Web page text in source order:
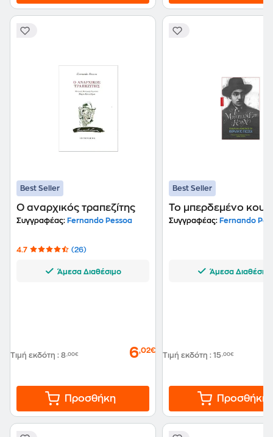
Best Seller
Ο αναρχικός τραπεζίτης
Συγγραφέας: Fernando Pessoa
4.7 (26)
Άμεσα Διαθέσιμο
Τιμή εκδότη : 8,00€ 6,02€
Προσθήκη
Best Seller
Το μπερδεμένο
Συγγραφέας: Fernando
Άμεσα Διαθέσιμο
Τιμή εκδότη : 15,00€
Προσθήκη